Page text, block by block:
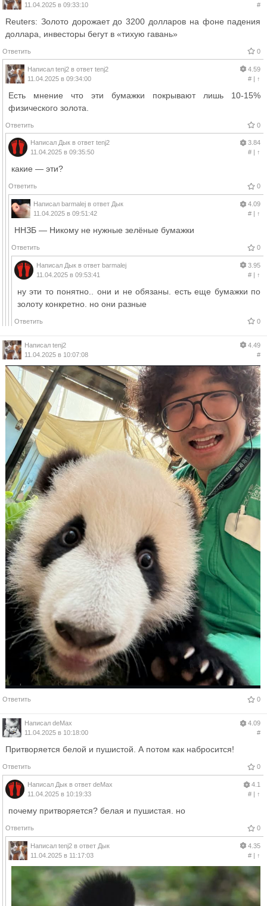
11.04.2025 в 09:33:10
#
Reuters: Золото дорожает до 3200 долларов на фоне падения
доллара, инвесторы бегут в «тихую гавань»
Ответить 0
Написал tenj2 в ответ tenj2
11.04.2025 в 09:34:00
4.59
#| ↑
Есть мнение что эти бумажки покрывают лишь 10-15%
физического золота.
Ответить 0
Написал Дык в ответ tenj2
11.04.2025 в 09:35:50
3.84
#| ↑
какие — эти?
Ответить 0
Написал barmalej в ответ Дык
11.04.2025 в 09:51:42
4.09
#| ↑
ННЗБ — Никому не нужные зелёные бумажки
Ответить 0
Написал Дык в ответ barmalej
11.04.2025 в 09:53:41
3.95
#| ↑
ну эти то понятно.. они и не обязаны. есть еще бумажки по
золоту конкретно. но они разные
Ответить 0
Написал tenj2
11.04.2025 в 10:07:08
4.49
#
Ответить 0
Написал deMax
11.04.2025 в 10:18:00
4.09
#
Притворяется белой и пушистой. А потом как набросится!
Ответить 0
Написал Дык в ответ deMax
11.04.2025 в 10:19:33
4.1
#| ↑
почему притворяется? белая и пушистая. но
Ответить 0
Написал tenj2 в ответ Дык
11.04.2025 в 11:17:03
4.35
#| ↑